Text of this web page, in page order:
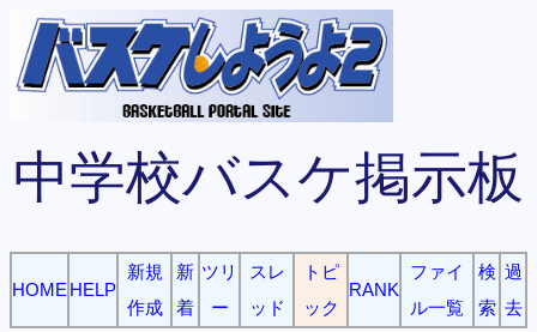
中学校バスケ掲示板
HOME HELP
新規
作成
新
着
ツリ
ー
スレ
ッド
トピ
ック
RANK
ファイ
ル一覧
検
索
過
去